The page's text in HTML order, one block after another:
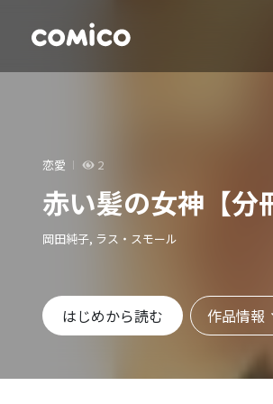
恋愛 2
赤い髪の女神【分
岡田純子, ラス・スモール
はじめから読む 作品情報